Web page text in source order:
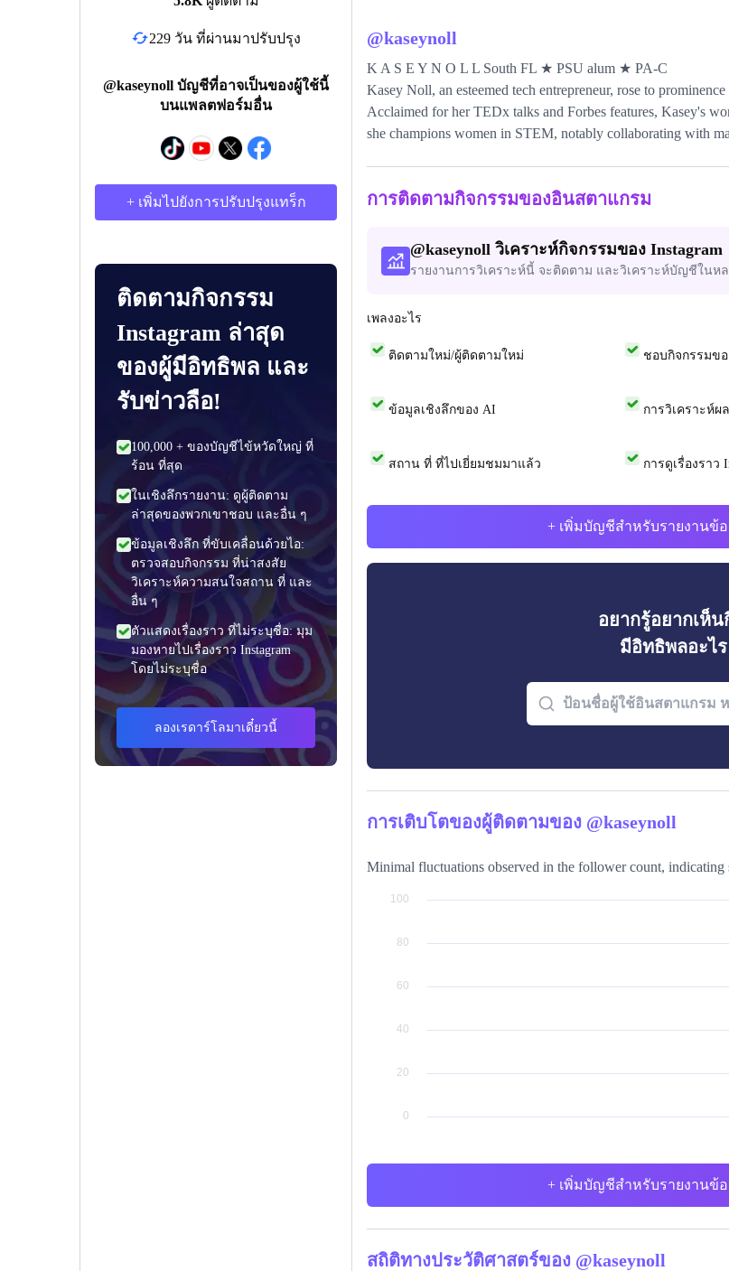
229 วัน ที่ผ่านมาปรับปรุง
@kaseynoll บัญชีที่อาจเป็นของผู้ใช้นี้
บนแพลตฟอร์มอื่น
+ เพิ่มไปยังการปรับปรุงแทร็ก
ติดตามกิจกรรม
Instagram ล่าสุด
ของผู้มีอิทธิพล และ
รับข่าวลือ!
100,000 + ของบัญชีไข้หวัดใหญ่ ที่
ร้อน ที่สุด
ในเชิงลึกรายงาน: ดูผู้ติดตาม
ล่าสุดของพวกเขาชอบ และอื่น ๆ
ข้อมูลเชิงลึก ที่ขับเคลื่อนด้วยไอ:
ตรวจสอบกิจกรรม ที่น่าสงสัย
วิเคราะห์ความสนใจสถาน ที่ และ
อื่น ๆ
ตัวแสดงเรื่องราว ที่ไม่ระบุชื่อ: มุม
มองหายไปเรื่องราว Instagram
โดยไม่ระบุชื่อ
ลองเรดาร์โลมาเดี๋ยวนี้
@kaseynoll
K A S E Y N O L L South FL ★ PSU alum ★ PA-C
Kasey Noll, an esteemed tech entrepreneur, rose to
Acclaimed for her TEDx talks and Forbes features, Kasey's
she champions women in STEM, notably collaborating with
การติดตามกิจกรรมของอินสตาแกรม
@kaseynoll วิเคราะห์กิจกรรมของ Instagram
รายงานการวิเคราะห์นี้ จะติดตาม และวิเคราะห์บัญชีในห
เพลงอะไร
ติดตามใหม่/ผู้ติดตามใหม่ ชอบกิจกรรมข
ข้อมูลเชิงลึกของ AI การวิเคราะห์
สถาน ที่ ที่ไปเยี่ยมชมมาแล้ว การดูเรื่องราว
+ เพิ่มบัญชีสำหรับรายงานข้อ
อยากรู้อยากเห็
มีอิทธิพลอะไ
การเติบโตของผู้ติดตามของ @kaseynoll
Minimal fluctuations observed in the follower count, indicating
+ เพิ่มบัญชีสำหรับรายงานข้อ
สถิติทางประวัติศาสตร์ของ @kaseynoll